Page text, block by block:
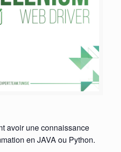
avoir une connaissance
en JAVA ou Python.